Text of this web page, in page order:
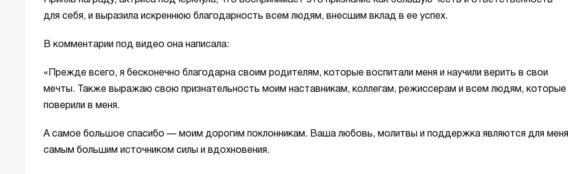
для себя, и выразила искреннюю благодарность всем людям, внесшим вклад в ее успех.
В комментарии под видео она написала:
«Прежде всего, я бесконечно благодарна своим родителям, которые воспитали меня и научили верить в свои
мечты. Также выражаю свою признательность моим наставникам, коллегам, режиссерам и всем людям, которые
поверили в меня.
А самое большое спасибо — моим дорогим поклонникам. Ваша любовь, молитвы и поддержка являются для меня
самым большим источником силы и вдохновения.